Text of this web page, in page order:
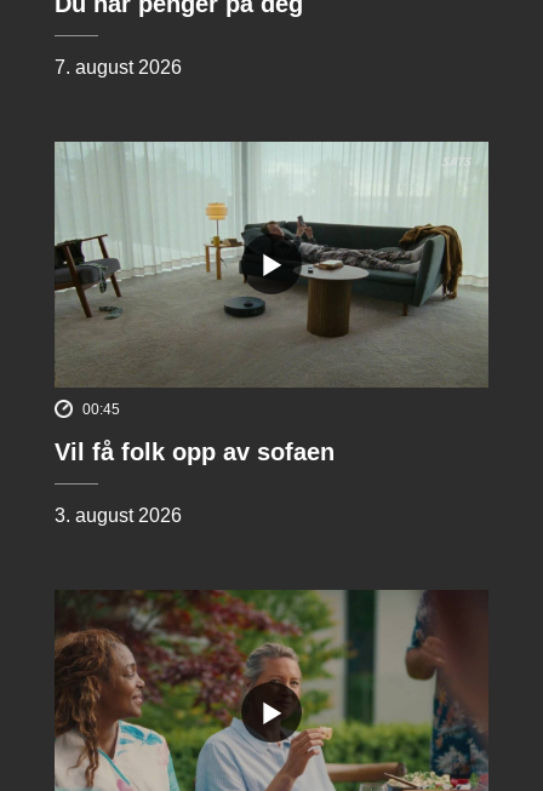
7. august 2026
00:45
Vil få folk opp av sofaen
3. august 2026